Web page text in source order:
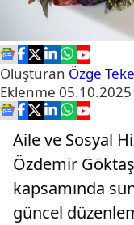
Oluşturan Özge
Eklenme 05.10.2025
Aile ve Sosyal
Özdemir
kapsamında
güncel